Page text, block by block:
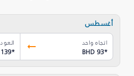
أغسطس
اتجاه واحد
BHD 93*
*